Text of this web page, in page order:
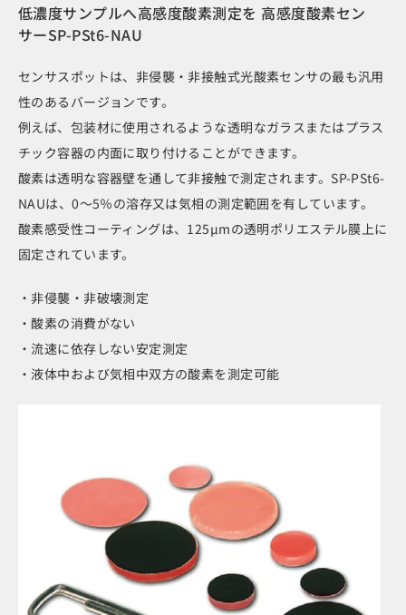
低濃度サンプルへ高感度酸素測定を 高感度酸素セン
サーSP-PSt6-NAU
センサスポットは、非侵襲・非接触式光酸素センサの最も汎用
性のあるバージョンです。
例えば、包装材に使用されるような透明なガラスまたはプラス
チック容器の内面に取り付けることができます。
酸素は透明な容器壁を通して非接触で測定されます。SP-PSt6-
NAUは、0〜5％の溶存又は気相の測定範囲を有しています。
酸素感受性コーティングは、125μmの透明ポリエステル膜上に
固定されています。
・非侵襲・非破壊測定
・酸素の消費がない
・流速に依存しない安定測定
・液体中および気相中双方の酸素を測定可能